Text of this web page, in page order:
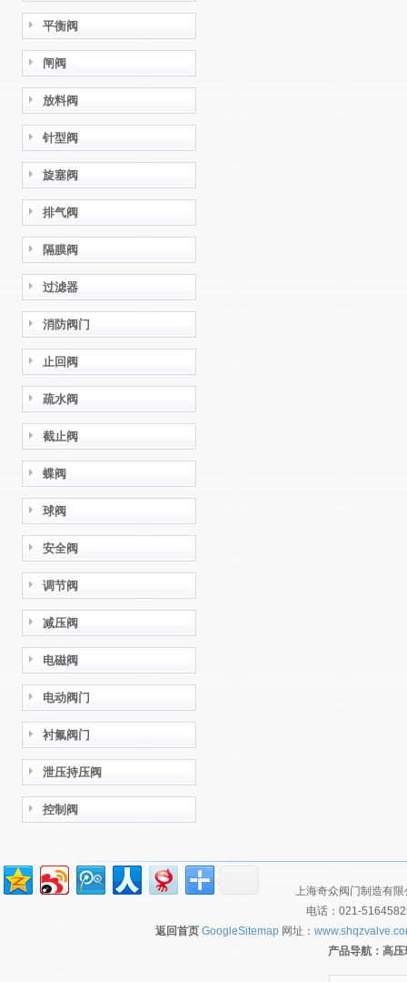
平衡阀
闸阀
放料阀
针型阀
旋塞阀
排气阀
隔膜阀
过滤器
消防阀门
止回阀
疏水阀
截止阀
蝶阀
球阀
安全阀
调节阀
减压阀
电磁阀
电动阀门
衬氟阀门
泄压持压阀
控制阀
上海奇众阀门制造有
电话：021-
返回首页 GoogleSitemap 网址：
产品导航： 高压